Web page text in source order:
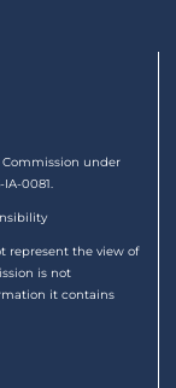
under
IA-0081.
represent the view of
is not
it contains